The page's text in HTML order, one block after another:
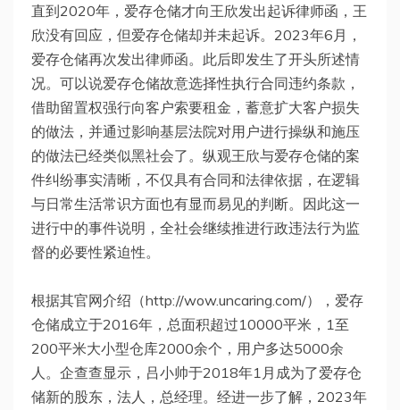
直到2020年，爱存仓储才向王欣发出起诉律师函，王
欣没有回应，但爱存仓储却并未起诉。2023年6月，
爱存仓储再次发出律师函。此后即发生了开头所述情
况。可以说爱存仓储故意选择性执行合同违约条款，
借助留置权强行向客户索要租金，蓄意扩大客户损失
的做法，并通过影响基层法院对用户进行操纵和施压
的做法已经类似黑社会了。纵观王欣与爱存仓储的案
件纠纷事实清晰，不仅具有合同和法律依据，在逻辑
与日常生活常识方面也有显而易见的判断。因此这一
进行中的事件说明，全社会继续推进行政违法行为监
督的必要性紧迫性。
根据其官网介绍（http://wow.uncaring.com/），爱存
仓储成立于2016年，总面积超过10000平米，1至
200平米大小型仓库2000余个，用户多达5000余
人。企查查显示，吕小帅于2018年1月成为了爱存仓
储新的股东，法人，总经理。经进一步了解，2023年